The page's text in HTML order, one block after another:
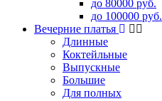
до 80000 руб.
до 100000 руб.
Вечерние платья
Длинные
Коктейльные
Выпускные
Большие
Для полных